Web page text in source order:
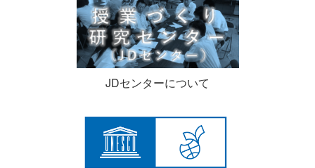
JDセンターについて